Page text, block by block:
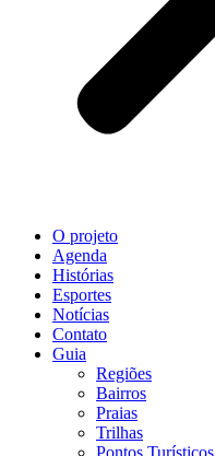
O projeto
Agenda
Histórias
Esportes
Notícias
Contato
Guia
Regiões
Bairros
Praias
Trilhas
Pontos Turísticos